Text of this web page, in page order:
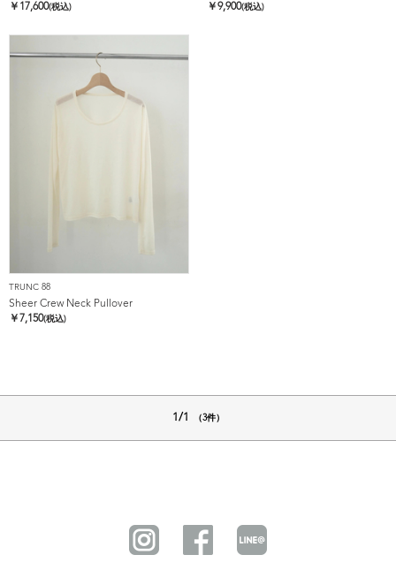
￥ 17,600(税込)
￥9,900(税込)
TRUNC 88
Sheer Crew Neck Pullover
￥ 7,150(税込)
1/1 （3件）